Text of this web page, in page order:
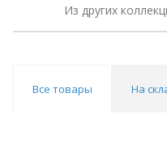
Из других
Все товары На